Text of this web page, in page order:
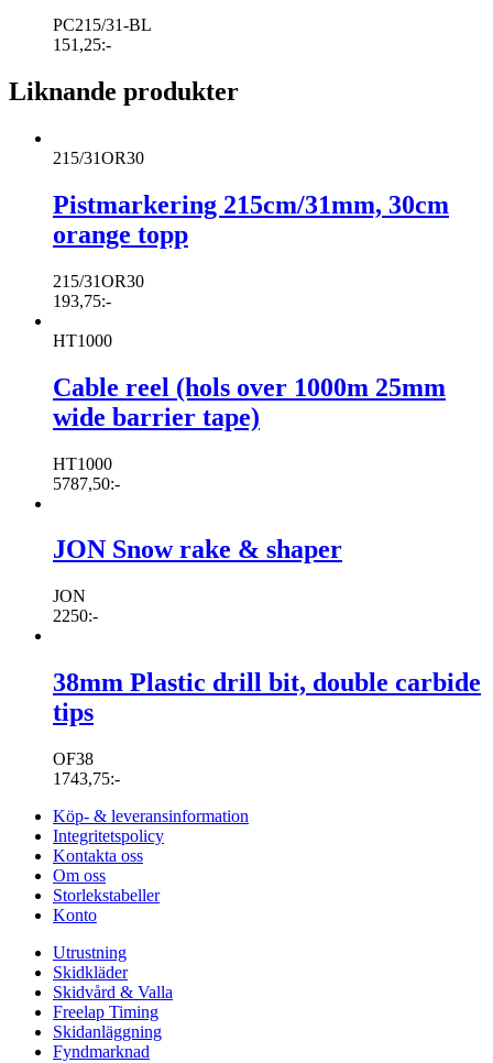
PC215/31-BL
151,25:-
Liknande produkter
215/31OR30
Pistmarkering 215cm/31mm, 30cm
orange topp
215/31OR30
193,75:-
HT1000
Cable reel (hols over 1000m 25mm
wide barrier tape)
HT1000
5787,50:-
JON Snow rake & shaper
JON
2250:-
38mm Plastic drill bit, double carbide
tips
OF38
1743,75:-
Köp- & leveransinformation
Integritetspolicy
Kontakta oss
Om oss
Storlekstabeller
Konto
Utrustning
Skidkläder
Skidvård & Valla
Freelap Timing
Skidanläggning
Fyndmarknad